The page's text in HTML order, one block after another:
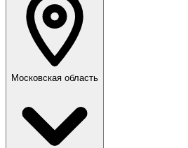
Московская область